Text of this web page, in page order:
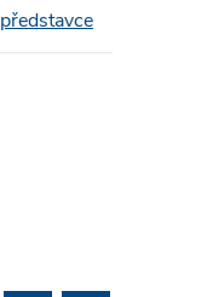
představce